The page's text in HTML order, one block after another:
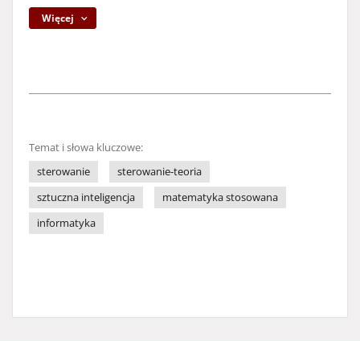
Więcej
Temat i słowa kluczowe:
sterowanie
sterowanie-teoria
sztuczna inteligencja
matematyka stosowana
informatyka